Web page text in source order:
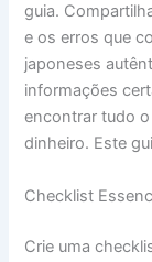
guia.
e os erros que
japoneses
informações
encontrar tudo
dinheiro. Este
Checklist
Crie uma